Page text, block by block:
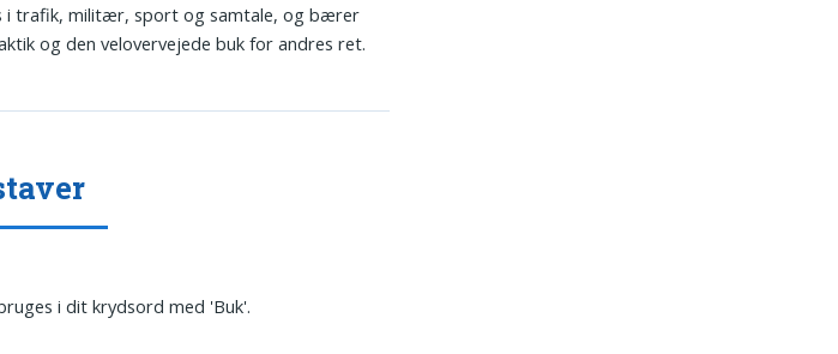
i trafik, militær, sport og samtale, og bærer
og den velovervejede buk for andres ret.
i dit krydsord med 'Buk'.